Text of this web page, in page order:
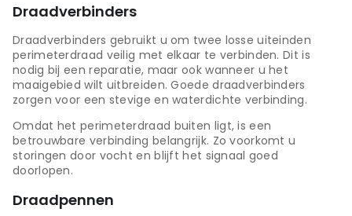
Draadverbinders
Draadverbinders gebruikt u om twee losse uiteinden
perimeterdraad veilig met elkaar te verbinden. Dit is
nodig bij een reparatie, maar ook wanneer u het
maaigebied wilt uitbreiden. Goede draadverbinders
zorgen voor een stevige en waterdichte verbinding.
Omdat het perimeterdraad buiten ligt, is een
betrouwbare verbinding belangrijk. Zo voorkomt u
storingen door vocht en blijft het signaal goed
doorlopen.
Draadpennen